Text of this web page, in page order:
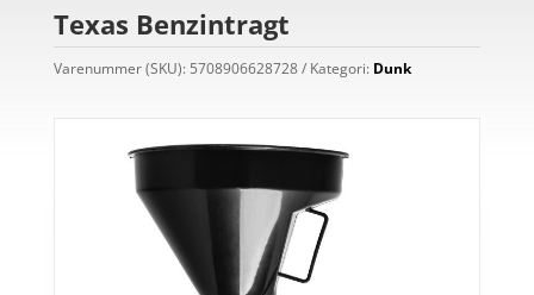
Texas Benzintragt
Varenummer (SKU): 5708906628728 Kategori: Dunk